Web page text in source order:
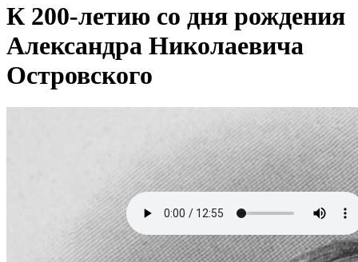
К 200-летию со дня рождения
Александра Николаевича
Островского